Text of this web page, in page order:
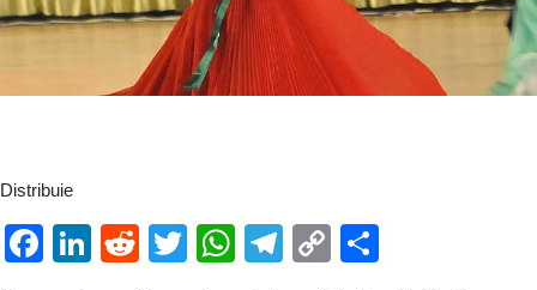
Distribuie
F
Li
R
T
W
T
C